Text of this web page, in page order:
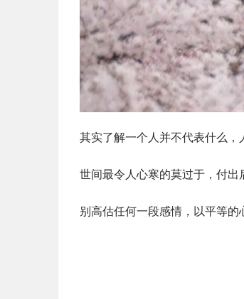
其实了解一个人并不代表什么，
世间最令人心寒的莫过于，付出
别高估任何一段感情，以平等的